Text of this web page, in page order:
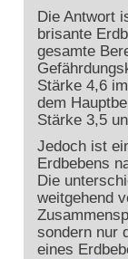
Die Antwort
brisante
gesamte
Stärke 4,6
dem
Stärke 3,5
Jedoch ist
Erdbebens
Die
weitgehend
sondern nur
eines